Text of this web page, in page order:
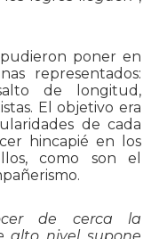
poner en
representados:
de longitud,
El objetivo era
de cada
hincapié en los
como son el
de cerca la
alto nivel supone